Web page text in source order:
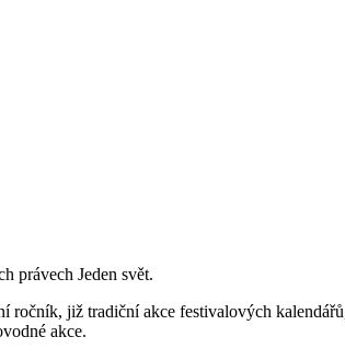
právech Jeden svět.
již tradiční akce festivalových
akce.